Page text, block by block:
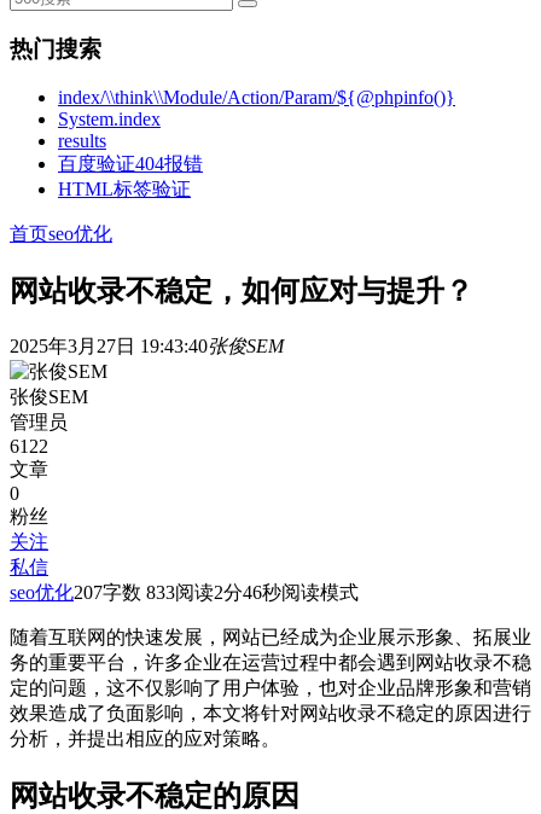
热门搜索
index/\\think\\Module/Action/Param/${@phpinfo()}
System.index
results
百度验证404报错
HTML标签验证
首页seo优化
网站收录不稳定，如何应对与提升？
2025年3月27日 19:43:40张俊SEM
张俊SEM
管理员
6122
文章
0
粉丝
关注
私信
seo优化207字数 833阅读2分46秒阅读模式
随着互联网的快速发展，网站已经成为企业展示形象、拓展业
务的重要平台，许多企业在运营过程中都会遇到网站收录不稳
定的问题，这不仅影响了用户体验，也对企业品牌形象和营销
效果造成了负面影响，本文将针对网站收录不稳定的原因进行
分析，并提出相应的应对策略。
网站收录不稳定的原因